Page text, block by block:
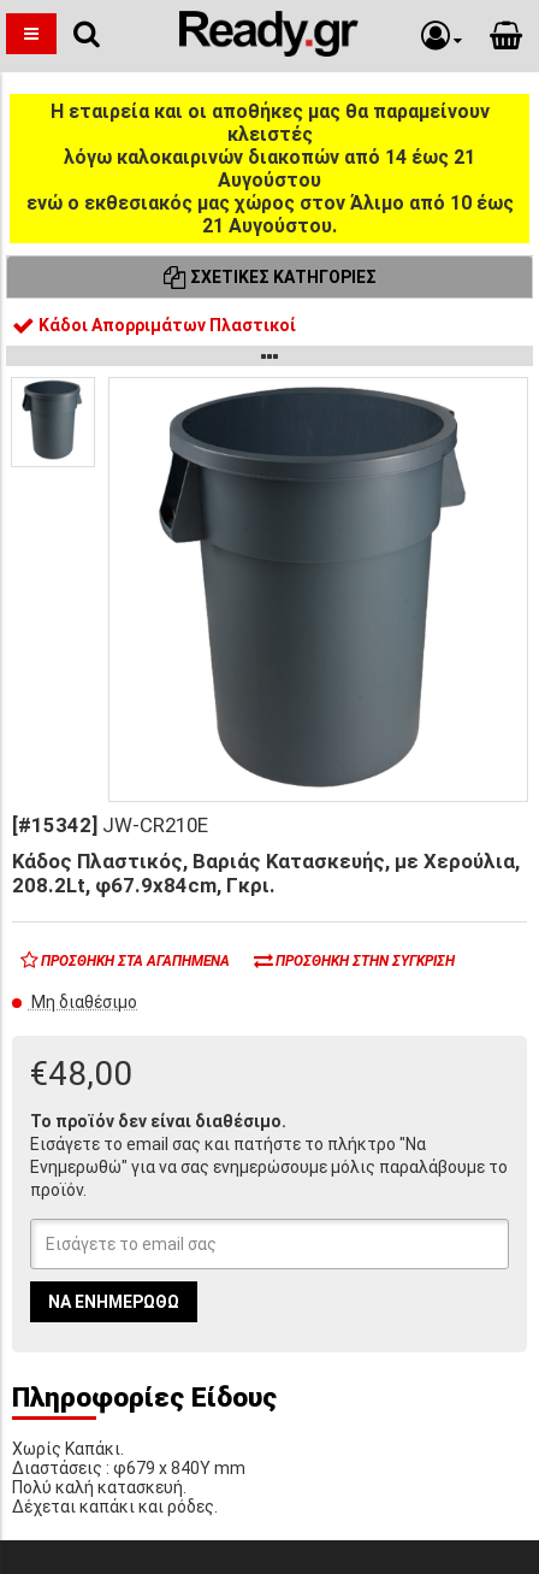
Η εταιρεία και οι αποθήκες μας θα παραμείνουν
κλειστές
λόγω καλοκαιρινών διακοπών από 14 έως 21
Αυγούστου
ενώ ο εκθεσιακός μας χώρος στον Άλιμο από 10 έως
21 Αυγούστου.
ΣΧΕΤΙΚΈΣ ΚΑΤΗΓΟΡΊΕΣ
Κάδοι Απορριμάτων Πλαστικοί
[#15342] JW-CR210E
Κάδος Πλαστικός, Βαριάς Κατασκευής, με Χερούλια,
208.2Lt, φ67.9x84cm, Γκρι.
ΠΡΟΣΘΉΚΗ ΣΤΑ ΑΓΑΠΗΜΈΝΑ ΠΡΟΣΘΉΚΗ ΣΤΗΝ ΣΎΓΚΡΙΣΗ
Μη διαθέσιμο
€48,00
Το προϊόν δεν είναι διαθέσιμο.
Εισάγετε το email σας και πατήστε το πλήκτρο "Να
Ενημερωθώ" για να σας ενημερώσουμε μόλις παραλάβουμε το
προϊόν.
ΝΑ ΕΝΗΜΕΡΩΘΏ
Πληροφορίες Είδους
Χωρίς Καπάκι.
Διαστάσεις : φ679 x 840Υ mm
Πολύ καλή κατασκευή.
Δέχεται καπάκι και ρόδες.